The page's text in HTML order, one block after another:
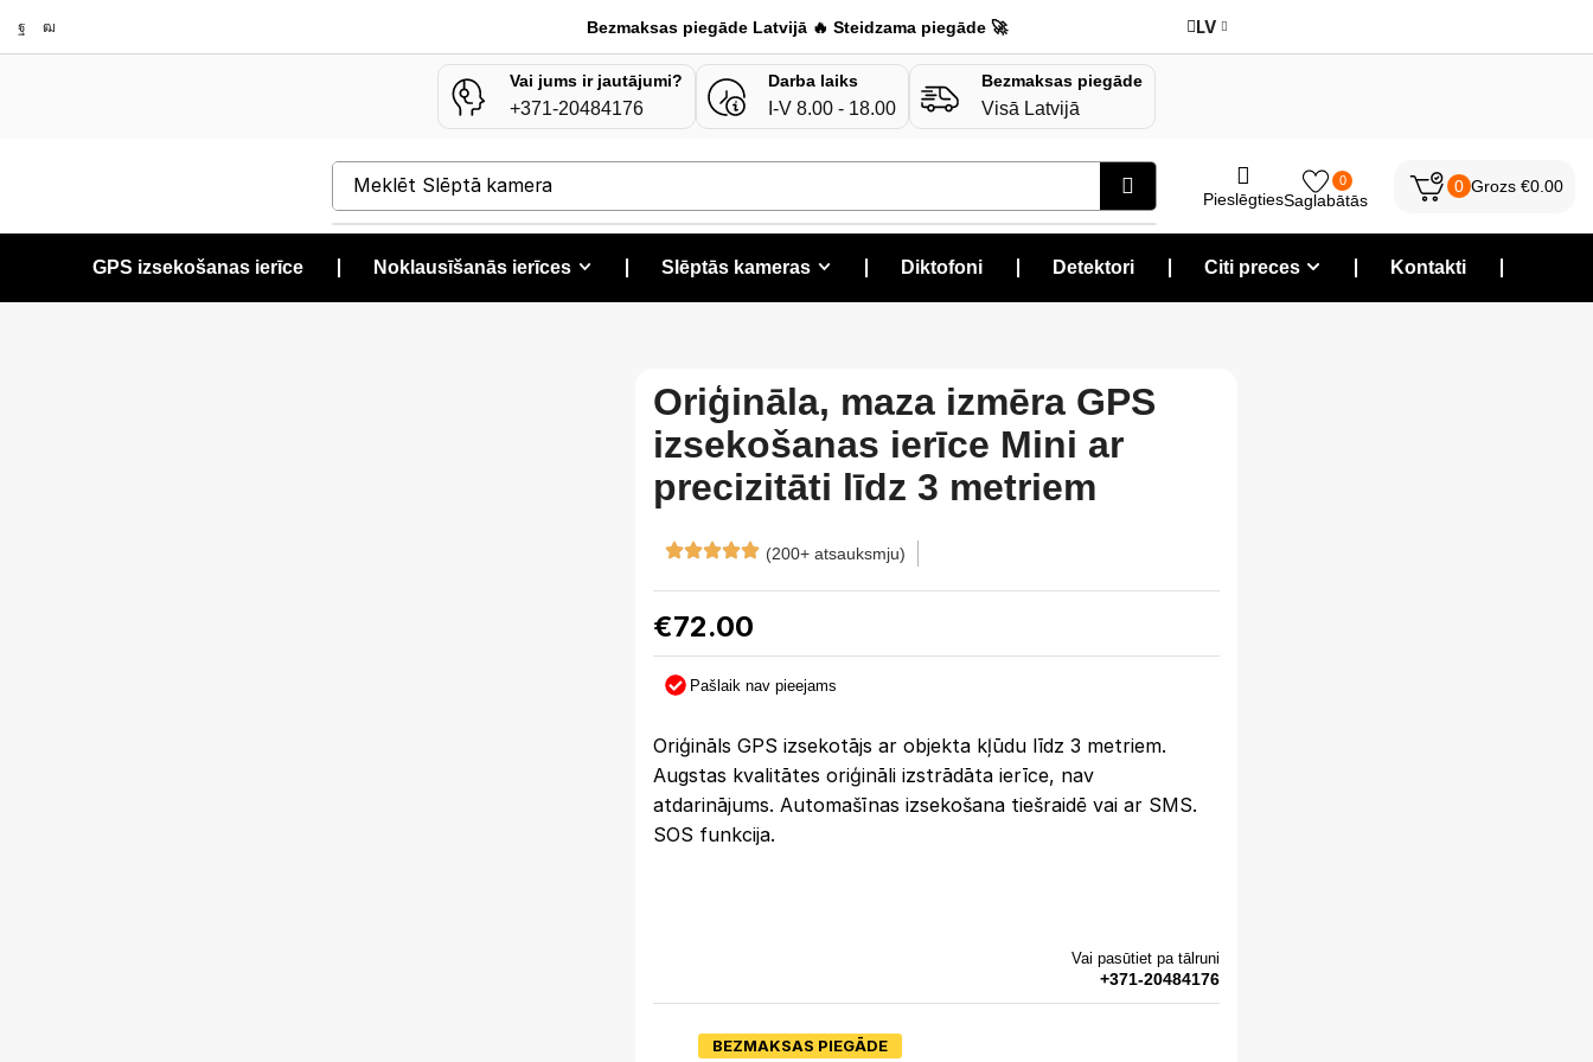
Bezmaksas piegāde Latvijā 🔥 Steidzama piegāde 🚀 LV
Vai jums ir jautājumi?
+371-20484176
Darba laiks
I-V 8.00 - 18.00
Bezmaksas piegāde
Visā Latvijā
Meklēt Slēptā kamera
Pieslēgties
0
Saglabātās
0 Grozs €0.00
GPS izsekošanas ierīce Noklausīšanās ierīces Slēptās kameras Diktofoni Detektori Citi preces Kontakti
Oriģināla, maza izmēra GPS
izsekošanas ierīce Mini ar
precizitāti līdz 3 metriem
(200+ atsauksmju)
€72.00
Pašlaik nav pieejams
Oriģināls GPS izsekotājs ar objekta kļūdu līdz 3 metriem.
Augstas kvalitātes oriģināli izstrādāta ierīce, nav
atdarinājums. Automašīnas izsekošana tiešraidē vai ar SMS.
SOS funkcija.
Vai pasūtiet pa tālruni
+371-20484176
BEZMAKSAS PIEGĀDE